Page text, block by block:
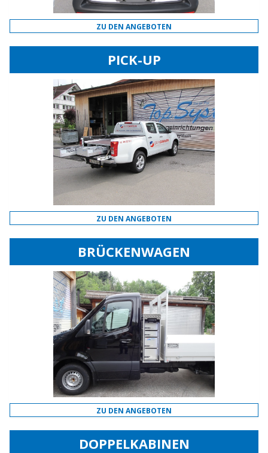
ZU DEN ANGEBOTEN
PICK-UP
ZU DEN ANGEBOTEN
BRÜCKENWAGEN
ZU DEN ANGEBOTEN
DOPPELKABINEN